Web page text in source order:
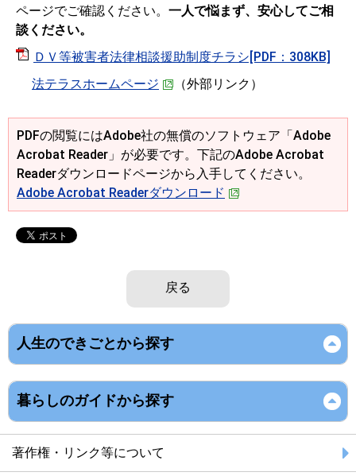
ページでご確認ください。 一人で悩まず、安心してご相
談ください。
ＤＶ等被害者法律相談援助制度チラシ[PDF：308KB]
法テラスホームページ
（外部リンク）
PDFの閲覧にはAdobe社の無償のソフトウェア「Adobe
Acrobat Reader」が必要です。下記のAdobe Acrobat
Readerダウンロードページから入手してください。
Adobe Acrobat Readerダウンロード
戻る
人生のできごとから探す
暮らしのガイドから探す
著作権・リンク等について